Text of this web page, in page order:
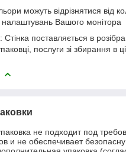
можуть відрізнятися від
налаштувань Вашого монітора
поставляється в
послуги зі збирання в
не подходит под
и не обеспечивает